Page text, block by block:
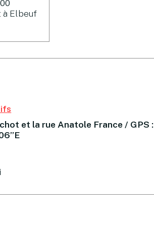
à Elbeuf
et la rue Anatole France / GPS :